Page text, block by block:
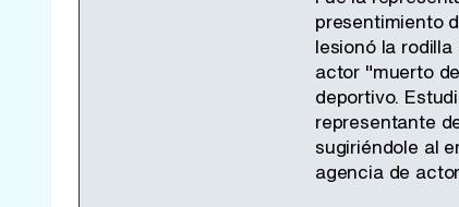
presentimiento
lesionó la
actor "muerto
deportivo.
representante
sugiriéndole al
agencia de